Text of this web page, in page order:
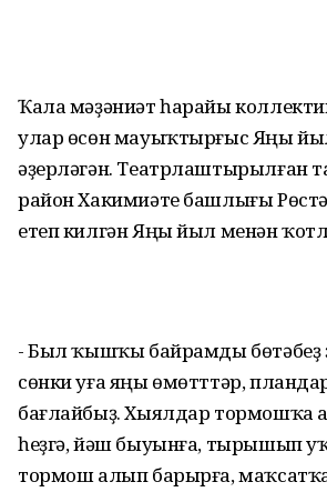
Ҡала мәҙәниәт һарайы
улар өсөн мауыҡтырғыс Яңы
әҙерләгән. Театрлаштырылған
район Хакимиәте башлығы
етеп килгән Яңы йыл менән
- Был ҡышҡы байрамды бөтәбеҙ
сөнки уға яңы өмөтттәр,
бағлайбыҙ. Хыялдар тормошҡа
һеҙгә, йәш быуынға, тырышып
тормош алып барырға,